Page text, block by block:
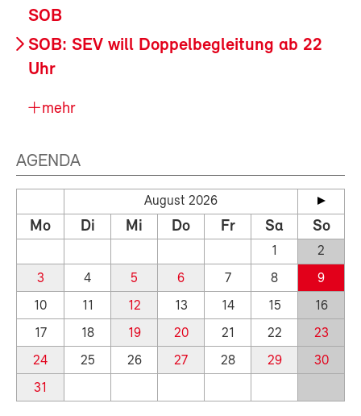
SOB
SOB: SEV will Doppelbegleitung ab 22
Uhr
mehr
AGENDA
August 2026
Mo Di Mi Do Fr Sa So
1
2
3
4 5 6 7 8
9
10
11 12 13 14 15
16
17
18 19 20 21 22
23
24
25 26 27 28 29
30
31